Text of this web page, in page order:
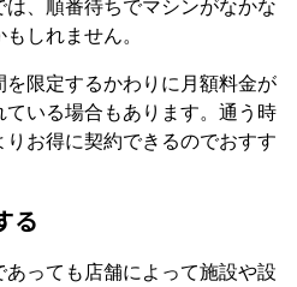
、順番待ちでマシンがなかな
しれません。
限定するかわりに月額料金が
いる場合もあります。通う時
お得に契約できるのでおすす
る
っても店舗によって施設や設